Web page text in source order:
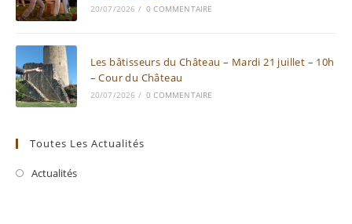
20/07/2026 / 0 COMMENTAIRE
Les bâtisseurs du Château – Mardi 21 juillet – 10h
– Cour du Château
20/07/2026 / 0 COMMENTAIRE
Toutes Les Actualités
Actualités